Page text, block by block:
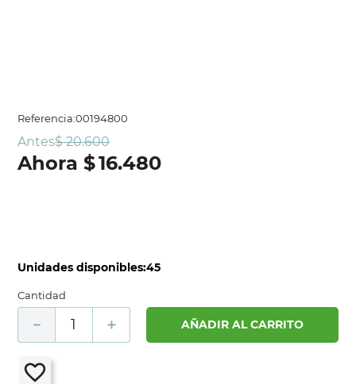
Referencia:00194800
Antes$ 20.600
$16.480
Unidades disponibles:45
Cantidad
＋
－ AÑADIR AL CARRITO